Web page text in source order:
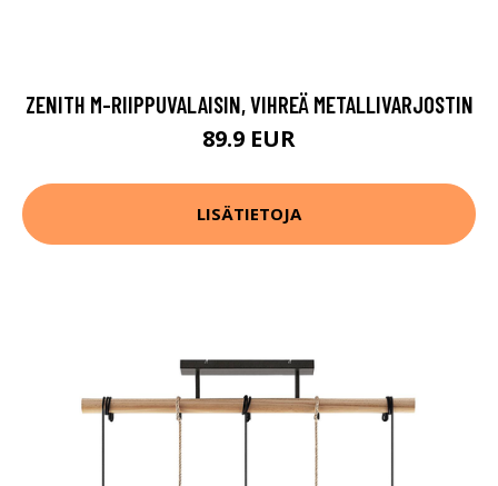
ZENITH M-RIIPPUVALAISIN, VIHREÄ METALLIVARJOSTIN
89.9 EUR
LISÄTIETOJA